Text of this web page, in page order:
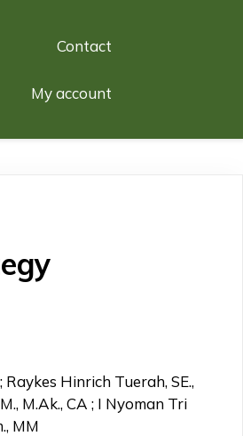
Contact
My account
Raykes Hinrich Tuerah, SE.,
M.Ak., CA ; I Nyoman Tri
MM